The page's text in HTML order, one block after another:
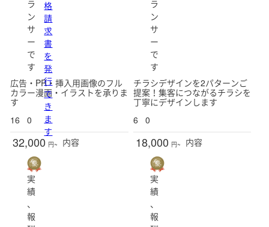
ラ
ン
サ
ー
で
す
格
請
求
書
を
発
行
で
き
ま
す
広告・PR・挿入用画像のフル
カラー漫画・イラストを承りま
す
16
0
32,000 円~ 内容
ラ
ン
サ
ー
で
す
チラシデザインを2パターンご
提案！集客につながるチラシを
丁寧にデザインします
6
0
18,000 円~ 内容
実
績
、
報
実
績
、
報